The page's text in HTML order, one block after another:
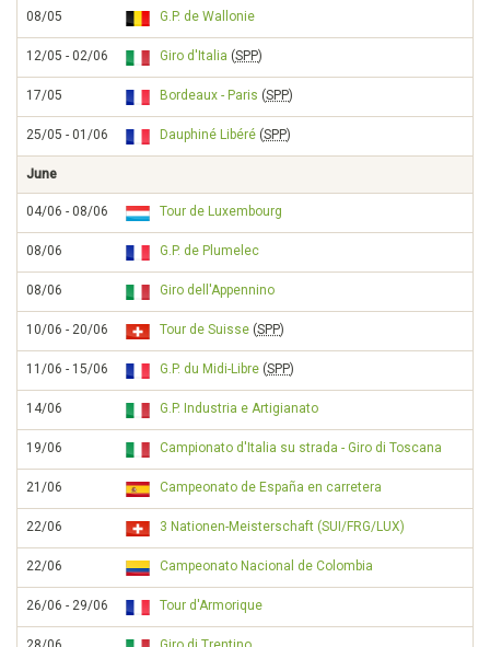
08/05 G.P. de Wallonie
12/05 - 02/06 Giro d'Italia (SPP)
17/05 Bordeaux - Paris (SPP)
25/05 - 01/06 Dauphiné Libéré (SPP)
June
04/06 - 08/06 Tour de Luxembourg
08/06 G.P. de Plumelec
08/06 Giro dell'Appennino
10/06 - 20/06 Tour de Suisse (SPP)
11/06 - 15/06 G.P. du Midi-Libre (SPP)
14/06 G.P. Industria e Artigianato
19/06 Campionato d'Italia su strada - Giro di Toscana
21/06 Campeonato de España en carretera
22/06 3 Nationen-Meisterschaft (SUI/FRG/LUX)
22/06 Campeonato Nacional de Colombia
26/06 - 29/06 Tour d'Armorique